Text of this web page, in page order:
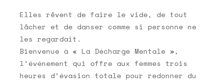
Elles rêvent de faire le vide, de tout
lâcher et de danser comme si personne ne
les regardait.
Bienvenue à « La Décharge Mentale »,
l’événement qui offre aux femmes trois
heures d’évasion totale pour redonner du